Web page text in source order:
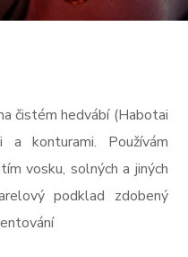
čistém hedvábí (Habotai
konturami. Používám
vosku, solných a jiných
podklad zdobený